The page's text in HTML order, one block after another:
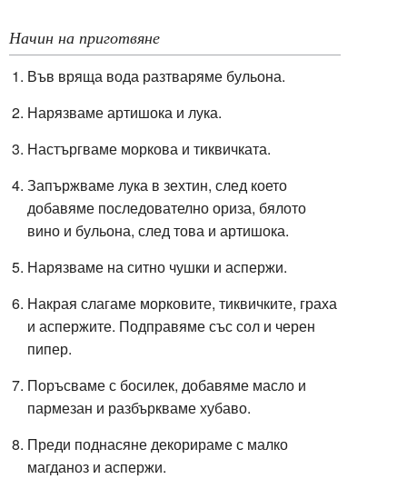
Начин на приготвяне
Във вряща вода разтваряме бульона.
Нарязваме артишока и лука.
Настъргваме моркова и тиквичката.
Запържваме лука в зехтин, след което
добавяме последователно ориза, бялото
вино и бульона, след това и артишока.
Нарязваме на ситно чушки и аспержи.
Накрая слагаме морковите, тиквичките, граха
и аспержите. Подправяме със сол и черен
пипер.
Поръсваме с босилек, добавяме масло и
пармезан и разбъркваме хубаво.
Преди поднасяне декорираме с малко
магданоз и аспержи.